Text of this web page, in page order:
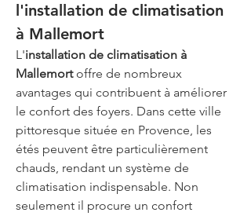
l'installation de climatisation
à Mallemort
L'installation de climatisation à
Mallemort offre de nombreux
avantages qui contribuent à améliorer
le confort des foyers. Dans cette ville
pittoresque située en Provence, les
étés peuvent être particulièrement
chauds, rendant un système de
climatisation indispensable. Non
seulement il procure un confort